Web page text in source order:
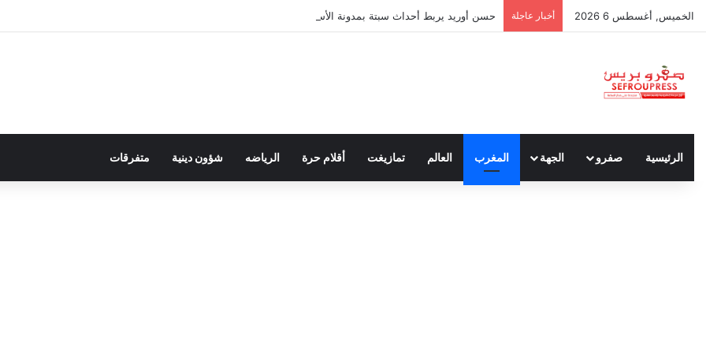
الخميس, أغسطس 6 2026 أخبار عاجلة حسن أوريد يربط أحداث سبتة بمدونة الأسرة في قراءة للتحولات الاجتماعية
الرئيسية صفرو الجهة المغرب العالم تمازيغت أقلام حرة الرياضه شؤون دينية متفرقات